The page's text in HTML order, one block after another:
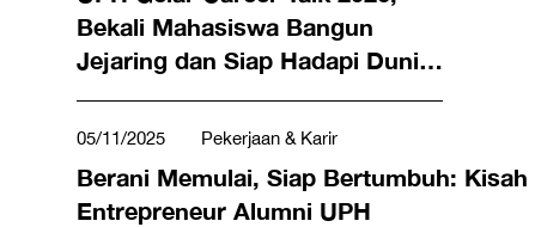
Bekali Mahasiswa Bangun
Jejaring dan Siap Hadapi Dunia
Kerja
05/11/2025 Pekerjaan & Karir
Berani Memulai, Siap Bertumbuh: Kisah
Entrepreneur Alumni UPH